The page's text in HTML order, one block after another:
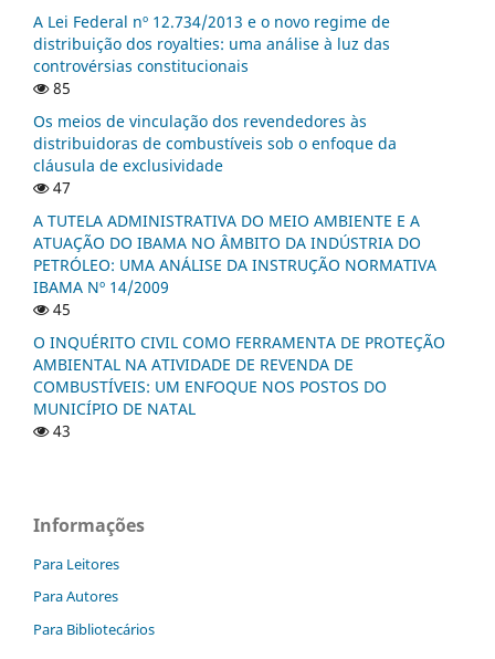
A Lei Federal nº 12.734/2013 e o novo regime de
distribuição dos royalties: uma análise à luz das
controvérsias constitucionais
85
Os meios de vinculação dos revendedores às
distribuidoras de combustíveis sob o enfoque da
cláusula de exclusividade
47
A TUTELA ADMINISTRATIVA DO MEIO AMBIENTE E A
ATUAÇÃO DO IBAMA NO ÂMBITO DA INDÚSTRIA DO
PETRÓLEO: UMA ANÁLISE DA INSTRUÇÃO NORMATIVA
IBAMA Nº 14/2009
45
O INQUÉRITO CIVIL COMO FERRAMENTA DE PROTEÇÃO
AMBIENTAL NA ATIVIDADE DE REVENDA DE
COMBUSTÍVEIS: UM ENFOQUE NOS POSTOS DO
MUNICÍPIO DE NATAL
43
Informações
Para Leitores
Para Autores
Para Bibliotecários